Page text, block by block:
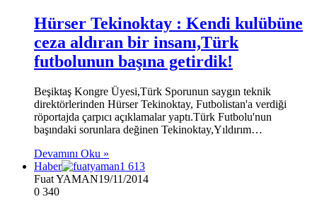
Hürser Tekinoktay : Kendi kulübüne
ceza aldıran bir insanı,Türk
futbolunun başına getirdik!
Beşiktaş Kongre Üyesi,Türk Sporunun saygın teknik
direktörlerinden Hürser Tekinoktay, Futbolistan'a verdiği
röportajda çarpıcı açıklamalar yaptı.Türk Futbolu'nun
başındaki sorunlara değinen Tekinoktay,Yıldırım…
Devamını Oku »
Haber
Fuat YAMAN19/11/2014
0 340